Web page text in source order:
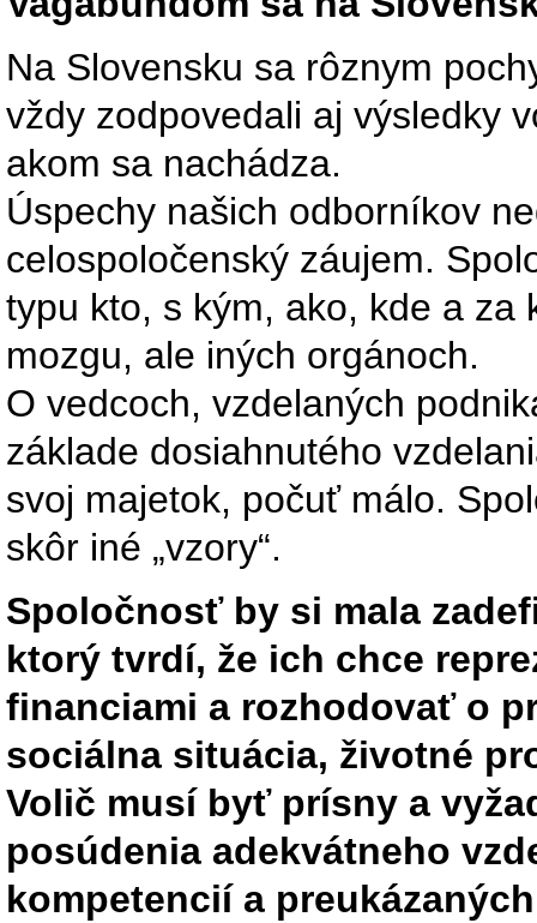
Na Slovensku sa rôznym
vždy zodpovedali aj výsledky
akom sa nachádza.
Úspechy našich odborníkov
celospoločenský záujem.
typu kto, s kým, ako, kde a za
mozgu, ale iných orgánoch.
O vedcoch, vzdelaných
základe dosiahnutého
svoj majetok, počuť málo.
skôr iné „vzory“.
Spoločnosť by si mala
ktorý tvrdí, že ich chce
financiami a rozhodovať o
sociálna situácia, životné
Volič musí byť prísny a
posúdenia adekvátneho
kompetencií a